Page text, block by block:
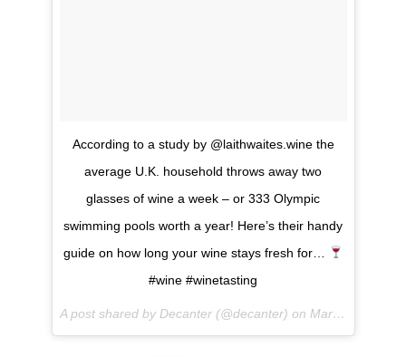
According to a study by @laithwaites.wine the
average U.K. household throws away two
glasses of wine a week – or 333 Olympic
swimming pools worth a year! Here’s their handy
guide on how long your wine stays fresh for…
#wine #winetasting
A post shared by Decanter (@decanter) on Mar 28, 2017 at 8:47am PDT